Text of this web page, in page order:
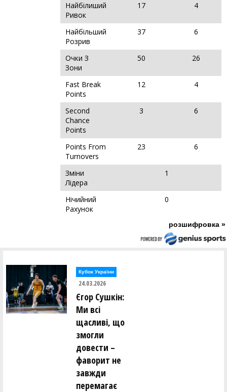
Найбілиший
Ривок
17 4
Найбільший
Розрив
37 6
Очки З
Зони
50 26
Fast Break
Points
12 4
Second
Chance
Points
3 6
Points From
Turnovers
23 6
Зміни
Лідера
1
Нічийний
Рахунок
0
розшифровка »
Кубок України
24.03.2026
Єгор Сушкін:
Ми всі
щасливі, що
змогли
довести –
фаворит не
завжди
перемагає